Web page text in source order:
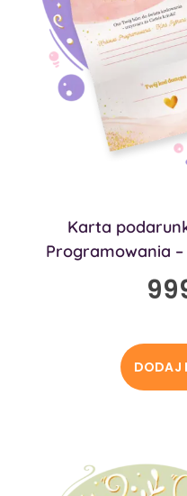
Karta
Programowania
DODAJ